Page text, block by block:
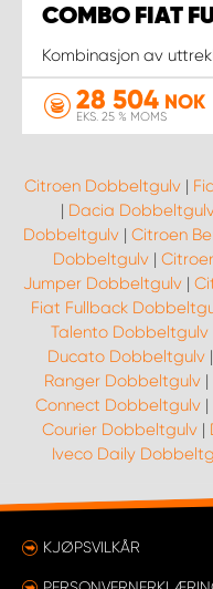
COMBO FIAT
Kombinasjon av
28 504 NOK
EKS. 25 % MOMS
Citroen Dobbeltgulv|
| Dacia
Dobbeltgulv| Citroen
Dobbeltgulv|
Jumper Dobbeltgulv |
Fiat Fullback
Talento Dobbeltgulv
Ducato Dobbeltgulv|
Ranger Dobbeltgulv|
Connect Dobbeltgulv|
Courier Dobbeltgulv|
Iveco Daily
KJØPSVILKÅR